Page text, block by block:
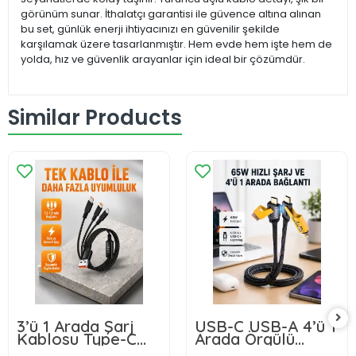
görünüm sunar. İthalatçı garantisi ile güvence altına alınan
bu set, günlük enerji ihtiyacınızı en güvenilir şekilde
karşılamak üzere tasarlanmıştır. Hem evde hem işte hem de
yolda, hız ve güvenlik arayanlar için ideal bir çözümdür.
Similar Products
3’ü 1 Arada Şarj
Kablosu Type-C
iOS Android
USB-C USB-A 4’ü 1
Arada Örgülü
Kablo 65W Hızlı